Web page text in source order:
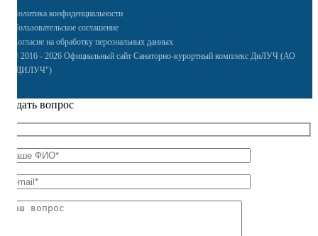
Политика конфиденциальности
Пользовательское соглашение
Согласие на обработку персональных данных
© 2016 - 2026 Официальный сайт Санаторно-курортный комплекс ДиЛУЧ (АО
"ДИЛУЧ")
Задать вопрос